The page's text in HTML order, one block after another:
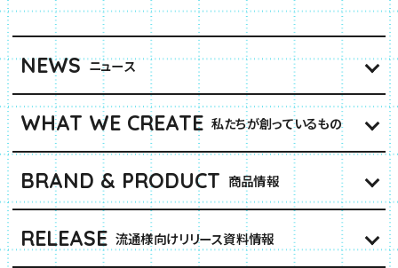
NEWS ニュース
WHAT WE CREATE 私たちが創っているもの
BRAND & PRODUCT 商品情報
RELEASE 流通様向けリリース資料情報